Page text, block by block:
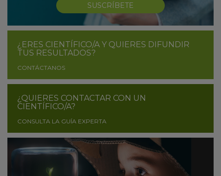
SUSCRÍBETE
¿ERES CIENTÍFICO/A Y QUIERES DIFUNDIR
TUS RESULTADOS?
CONTÁCTANOS
¿QUIERES CONTACTAR CON UN
CIENTÍFICO/A?
CONSULTA LA GUÍA EXPERTA